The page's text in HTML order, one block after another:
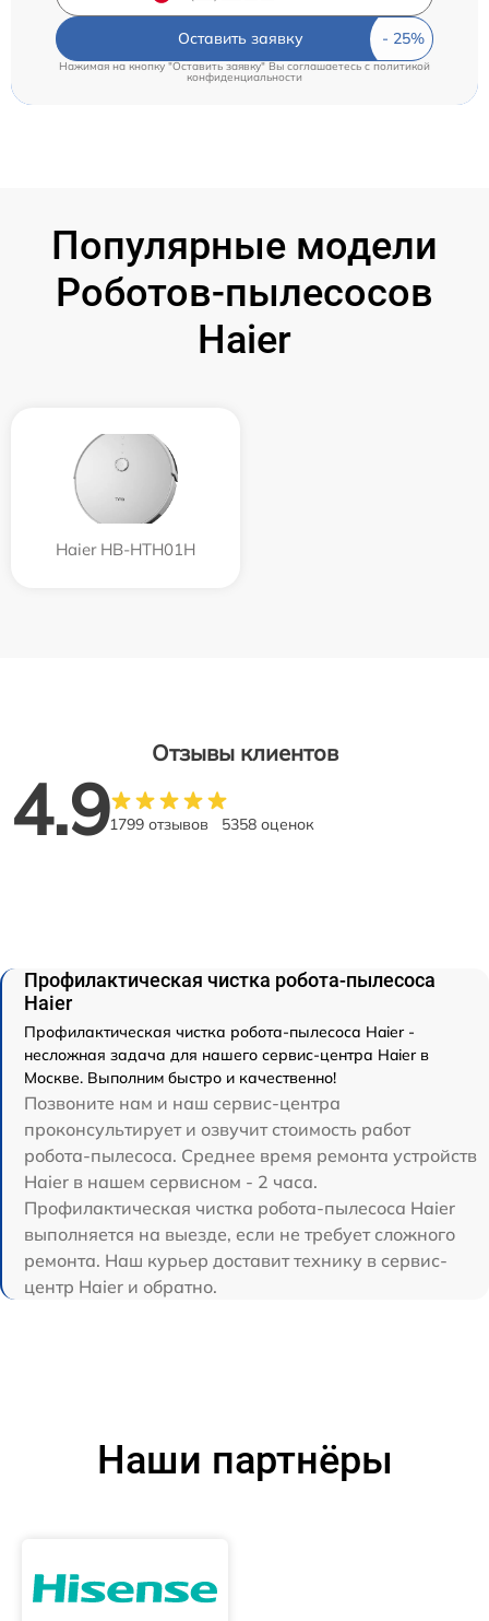
Оставить заявку
Нажимая на кнопку "Оставить заявку" Вы соглашаетесь c политикой
конфиденциальности
Популярные модели
Роботов-пылесосов
Haier
Haier HB-HTH01H
Отзывы клиентов
4.91799 отзывов 5358 оценок
Профилактическая чистка робота-пылесоса
Haier
Профилактическая чистка робота-пылесоса Haier -
несложная задача для нашего сервис-центра Haier в
Москве. Выполним быстро и качественно!
Позвоните нам и наш сервис-центра
проконсультирует и озвучит стоимость работ
робота-пылесоса. Среднее время ремонта устройств
Haier в нашем сервисном - 2 часа.
Профилактическая чистка робота-пылесоса Haier
выполняется на выезде, если не требует сложного
ремонта. Наш курьер доставит технику в сервис-
центр Haier и обратно.
Наши партнёры